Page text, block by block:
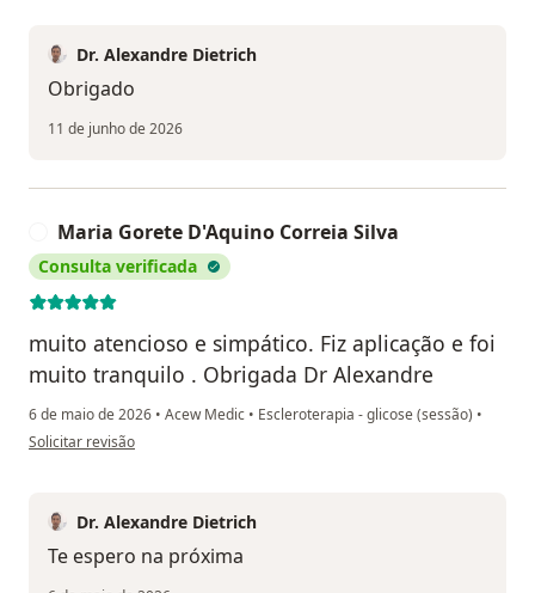
Dr. Alexandre Dietrich
Obrigado
11 de junho de 2026
Maria Gorete D'Aquino Correia Silva
Consulta verificada
muito atencioso e simpático. Fiz aplicação e foi
muito tranquilo . Obrigada Dr Alexandre
6 de maio de 2026 • Acew Medic • Escleroterapia - glicose (sessão) •
na opinião do utilizador Maria Gorete D'Aquino Correia Silva
Solicitar revisão
Dr. Alexandre Dietrich
Te espero na próxima